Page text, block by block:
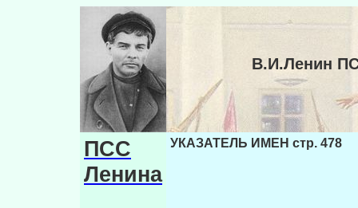
В.И.Ленин
ПСС
Ленина
УКАЗАТЕЛЬ ИМЕН стр. 478